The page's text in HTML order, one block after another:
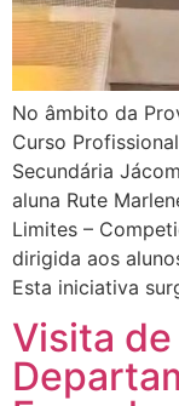
No âmbito da
Curso
Secundária
aluna Rute
Limites –
dirigida aos
Esta iniciativa
Visita